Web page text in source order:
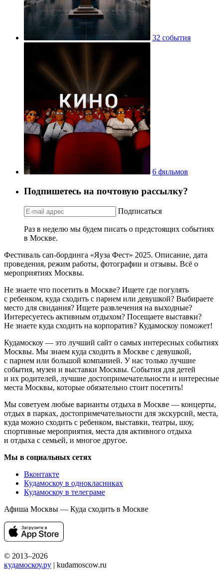
32 события
6 фильмов
Подпишетесь на почтовую рассылку?
Подписаться
Раз в неделю мы будем писать о предстоящих событиях
в Москве.
Фестиваль сап-бординга «Яуза Фест» 2025. Описание, дата
проведения, режим работы, фотографии и отзывы. Всё о
мероприятиях Москвы.
Не знаете что посетить в Москве? Ищете где погулять
с ребенком, куда сходить с парнем или девушкой? Выбираете
место для свидания? Ищете развлечения на выходные?
Интересуетесь активным отдыхом? Посещаете выставки?
Не знаете куда сходить на корпоратив? Кудамоскоу поможет!
Кудамоскоу — это лучший сайт о самых интересных событиях
Москвы. Мы знаем куда сходить в Москве с девушкой,
с парнем или большой компанией. У нас только лучшие
события, музеи и выставки Москвы. События для детей
и их родителей, лучшие достопримечательности и интересные
места Москвы, которые обязательно стоит посетить!
Мы советуем любые варианты отдыха в Москве — концерты,
отдых в парках, достопримечательности для экскурсий, места,
куда можно сходить с ребенком, выставки, театры, шоу,
спортивные мероприятия, места для активного отдыха
и отдыха с семьей, и многое другое.
Мы в социальных сетях
Вконтакте
Кудамоскоу в однокласниках
Кудамоскоу в телеграме
Афиша Москвы — Куда сходить в Москве
© 2013–2026
кудамоскоу.ру | kudamoscow.ru